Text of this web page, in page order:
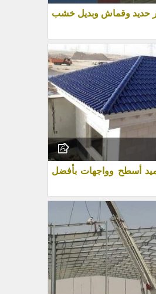
حديد وقماش وبديل خشب
أسطح وواجهات بأفضل